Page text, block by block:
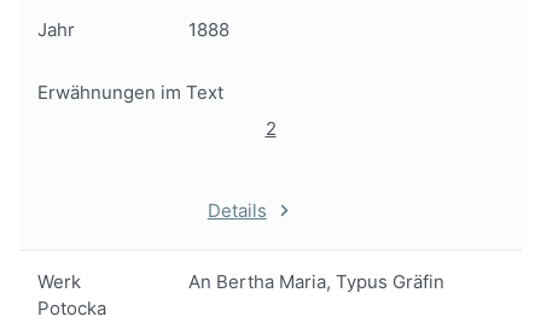
Jahr 1888
Erwähnungen im Text
2
Details
Werk
An Bertha Maria, Typus Gräfin
Potocka